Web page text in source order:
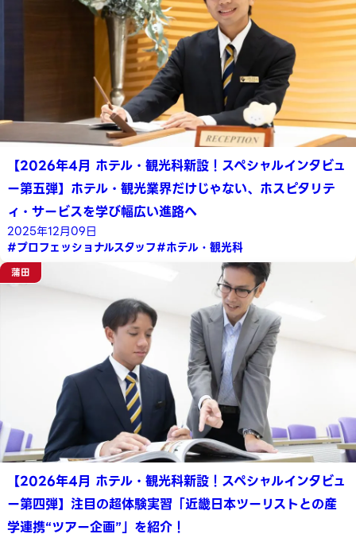
【2026年4月 ホテル・観光科新設！スペシャルインタビュ
ー第五弾】ホテル・観光業界だけじゃない、ホスピタリテ
ィ・サービスを学び幅広い進路へ
2025年12月09日
#プロフェッショナルスタッフ#ホテル・観光科
蒲田
【2026年4月 ホテル・観光科新設！スペシャルインタビュ
ー第四弾】注目の超体験実習「近畿日本ツーリストとの産
学連携“ツアー企画”」を紹介！